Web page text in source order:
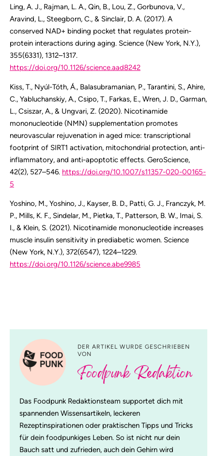
Ling, A. J., Rajman, L. A., Qin, B., Lou, Z., Gorbunova, V.,
Aravind, L., Steegborn, C., & Sinclair, D. A. (2017). A
conserved NAD+ binding pocket that regulates protein-
protein interactions during aging. Science (New York, N.Y.),
355(6331), 1312–1317.
https://doi.org/10.1126/science.aad8242
Kiss, T., Nyúl-Tóth, Á., Balasubramanian, P., Tarantini, S., Ahire,
C., Yabluchanskiy, A., Csipo, T., Farkas, E., Wren, J. D., Garman,
L., Csiszar, A., & Ungvari, Z. (2020). Nicotinamide
mononucleotide (NMN) supplementation promotes
neurovascular rejuvenation in aged mice: transcriptional
footprint of SIRT1 activation, mitochondrial protection, anti-
inflammatory, and anti-apoptotic effects. GeroScience,
42(2), 527–546. https://doi.org/10.1007/s11357-020-00165-
5
Yoshino, M., Yoshino, J., Kayser, B. D., Patti, G. J., Franczyk, M.
P., Mills, K. F., Sindelar, M., Pietka, T., Patterson, B. W., Imai, S.
I., & Klein, S. (2021). Nicotinamide mononucleotide increases
muscle insulin sensitivity in prediabetic women. Science
(New York, N.Y.), 372(6547), 1224–1229.
https://doi.org/10.1126/science.abe9985
DER ARTIKEL WURDE GESCHRIEBEN
VON
Foodpunk Redaktion
Das Foodpunk Redaktionsteam supportet dich mit
spannenden Wissensartikeln, leckeren
Rezeptinspirationen oder praktischen Tipps und Tricks
für dein foodpunkiges Leben. So ist nicht nur dein
Bauch satt und zufrieden, auch dein Gehirn wird